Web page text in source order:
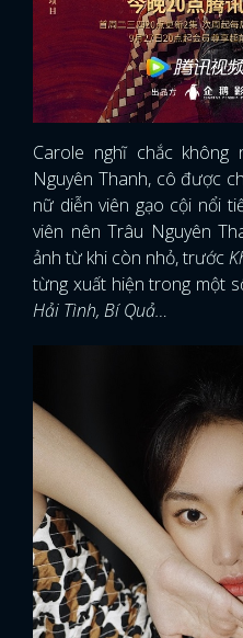
Carole nghĩ chắc
Nguyên Thanh, cô được
nữ diễn viên gạo cội nổi
viên nên Trâu Nguyên
ảnh từ khi còn nhỏ, trước
từng xuất hiện trong một
Hải Tình, Bí Quả…